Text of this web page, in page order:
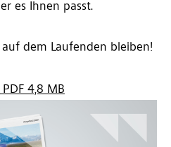
es Ihnen passt.
dem Laufenden bleiben!
4,8 MB